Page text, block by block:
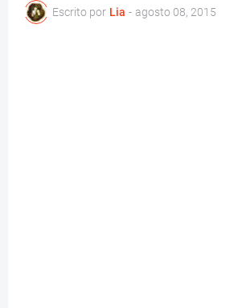
Escrito por Lia - agosto 08, 2015